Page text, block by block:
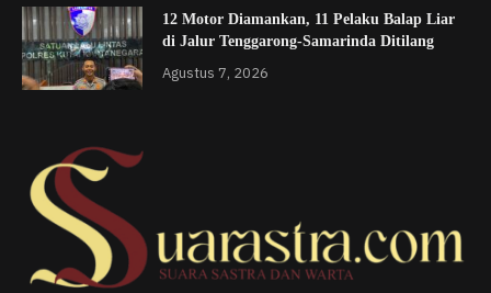
12 Motor Diamankan, 11 Pelaku Balap Liar
di Jalur Tenggarong-Samarinda Ditilang
Agustus 7, 2026